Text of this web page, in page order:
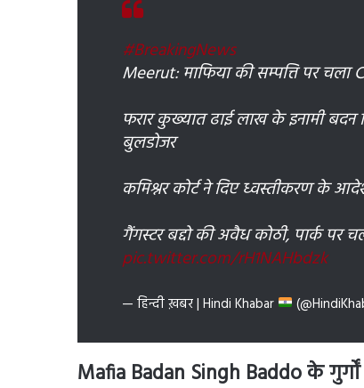
#BreakingNews
Meerut: माफिया की सम्पत्ति पर चला
फरार कुख्यात ढाई लाख के इनामी
बुलडोजर
कमिश्नर कोर्ट ने दिए ध्वस्तीकरण के
गैंगस्टर बद्दो की अवैध कोठी, पार्क पर
pic.twitter.com/rH1NAHbdzk
— हिन्दी ख़बर | Hindi Khabar
Mafia Badan Singh Baddo के